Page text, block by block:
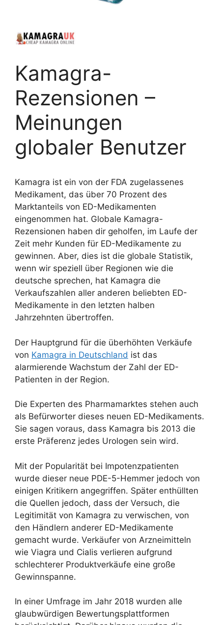
Kamagra-
Rezensionen –
Meinungen
globaler Benutzer
Kamagra ist ein von der FDA zugelassenes
Medikament, das über 70 Prozent des
Marktanteils von ED-Medikamenten
eingenommen hat. Globale Kamagra-
Rezensionen haben dir geholfen, im Laufe der
Zeit mehr Kunden für ED-Medikamente zu
gewinnen. Aber, dies ist die globale Statistik,
wenn wir speziell über Regionen wie die
deutsche sprechen, hat Kamagra die
Verkaufszahlen aller anderen beliebten ED-
Medikamente in den letzten halben
Jahrzehnten übertroffen.
Der Hauptgrund für die überhöhten Verkäufe
von Kamagra in Deutschland ist das
alarmierende Wachstum der Zahl der ED-
Patienten in der Region.
Die Experten des Pharmamarktes stehen auch
als Befürworter dieses neuen ED-Medikaments.
Sie sagen voraus, dass Kamagra bis 2013 die
erste Präferenz jedes Urologen sein wird.
Mit der Popularität bei Impotenzpatienten
wurde dieser neue PDE-5-Hemmer jedoch von
einigen Kritikern angegriffen. Später enthüllten
die Quellen jedoch, dass der Versuch, die
Legitimität von Kamagra zu verwischen, von
den Händlern anderer ED-Medikamente
gemacht wurde. Verkäufer von Arzneimitteln
wie Viagra und Cialis verlieren aufgrund
schlechterer Produktverkäufe eine große
Gewinnspanne.
In einer Umfrage im Jahr 2018 wurden alle
glaubwürdigen Bewertungsplattformen